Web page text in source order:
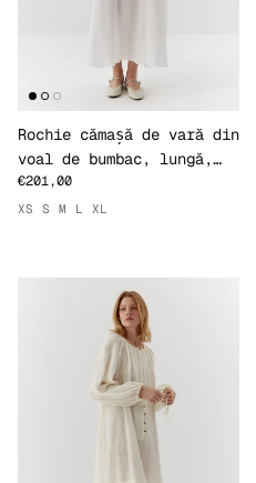
Rochie cămașă de vară din
voal de bumbac, lungă,
albă
€201,00
XS S M L XL